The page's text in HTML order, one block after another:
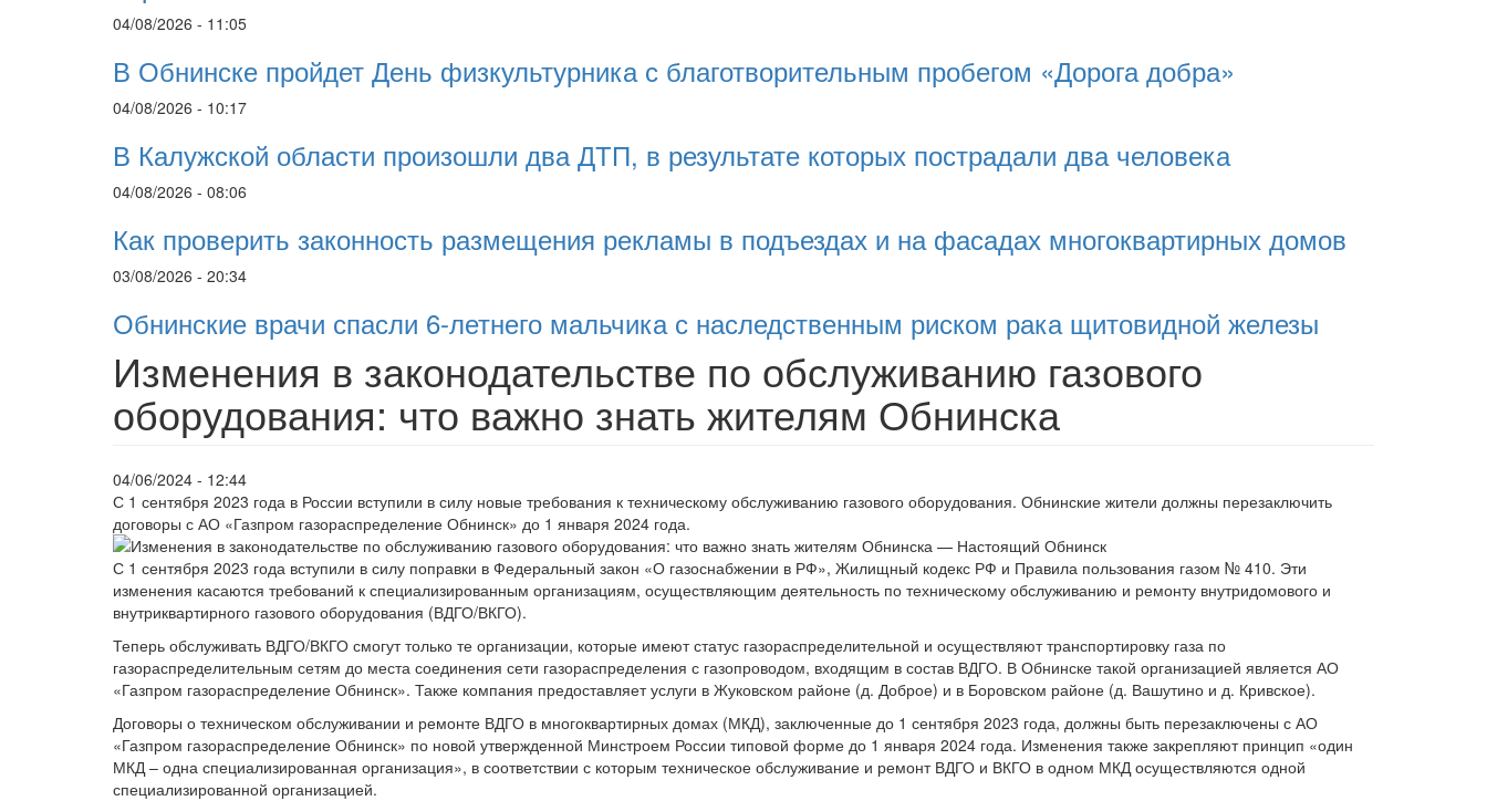
04/08/2026 - 11:05
В Обнинске пройдет День физкультурника с благотворительным пробегом «Дорога добра»
04/08/2026 - 10:17
В Калужской области произошли два ДТП, в результате которых пострадали два человека
04/08/2026 - 08:06
Как проверить законность размещения рекламы в подъездах и на фасадах многоквартирных домов
03/08/2026 - 20:34
Обнинские врачи спасли 6-летнего мальчика с наследственным риском рака щитовидной железы
Изменения в законодательстве по обслуживанию газового
оборудования: что важно знать жителям Обнинска
04/06/2024 - 12:44
С 1 сентября 2023 года в России вступили в силу новые требования к техническому обслуживанию газового оборудования. Обнинские жители должны перезаключить
договоры с АО «Газпром газораспределение Обнинск» до 1 января 2024 года.
С 1 сентября 2023 года вступили в силу поправки в Федеральный закон «О газоснабжении в РФ», Жилищный кодекс РФ и Правила пользования газом № 410. Эти
изменения касаются требований к специализированным организациям, осуществляющим деятельность по техническому обслуживанию и ремонту внутридомового и
внутриквартирного газового оборудования (ВДГО/ВКГО).
Теперь обслуживать ВДГО/ВКГО смогут только те организации, которые имеют статус газораспределительной и осуществляют транспортировку газа по
газораспределительным сетям до места соединения сети газораспределения с газопроводом, входящим в состав ВДГО. В Обнинске такой организацией является АО
«Газпром газораспределение Обнинск». Также компания предоставляет услуги в Жуковском районе (д. Доброе) и в Боровском районе (д. Вашутино и д. Кривское).
Договоры о техническом обслуживании и ремонте ВДГО в многоквартирных домах (МКД), заключенные до 1 сентября 2023 года, должны быть перезаключены с АО
«Газпром газораспределение Обнинск» по новой утвержденной Минстроем России типовой форме до 1 января 2024 года. Изменения также закрепляют принцип «один
МКД – одна специализированная организация», в соответствии с которым техническое обслуживание и ремонт ВДГО и ВКГО в одном МКД осуществляются одной
специализированной организацией.